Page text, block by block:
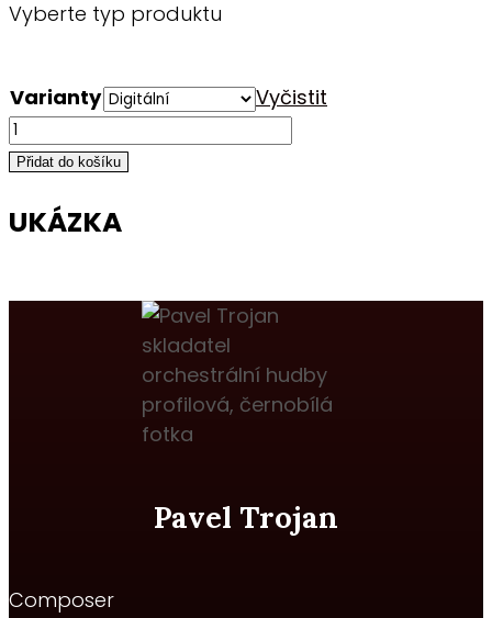
Vyberte typ produktu
Varianty
Vyčistit
Malá
suita
akordeon,
množství
Přidat do košíku
UKÁZKA
Pavel Trojan
Composer